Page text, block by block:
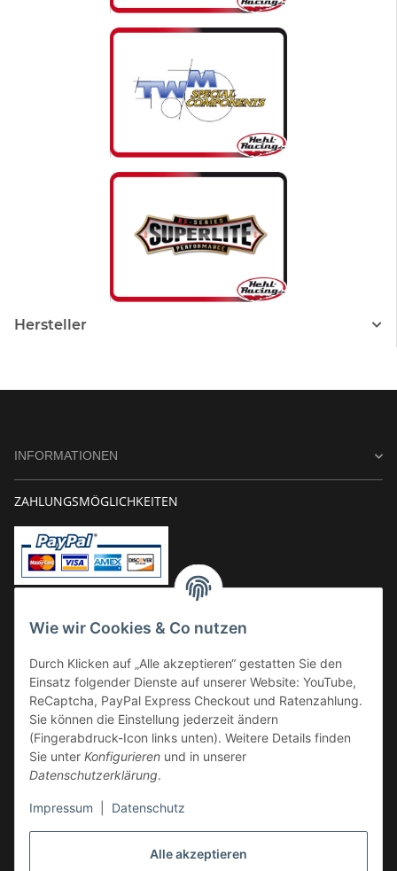
Alle akzeptieren
Wie wir Cookies & Co nutzen
Durch Klicken auf „Alle akzeptieren“ gestatten Sie den
Einsatz folgender Dienste auf unserer Website: YouTube,
ReCaptcha, PayPal Express Checkout und Ratenzahlung.
Sie können die Einstellung jederzeit ändern
(Fingerabdruck-Icon links unten). Weitere Details finden
Sie unter Konfigurieren und in unserer
Datenschutzerklärung.
Impressum Datenschutz
Hersteller
INFORMATIONEN
ZAHLUNGSMÖGLICHKEITEN
Kauf auf Rechnung
VERSAND